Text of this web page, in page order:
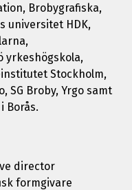
Brobygrafiska,
universitet HDK,
yrkeshögskola,
Stockholm,
SG Broby, Yrgo samt
Borås.
director
formgivare